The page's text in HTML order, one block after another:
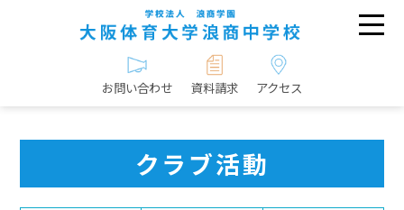
お問い合わせ 資料請求 アクセス
クラブ活動